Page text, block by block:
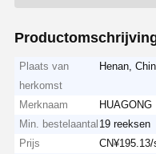
Plaats van
herkomst
Henan,
Merknaam
HUAGONG
Min. bestelaantal 19 reeksen
Prijs